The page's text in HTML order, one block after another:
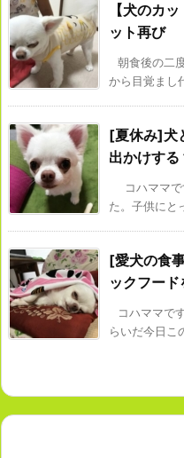
【犬のカ
ット再び
朝食後の二
から目覚まし
[夏休み]犬
出かけする
コハママ
た。子供にと
[愛犬の食
ックフー
コハママで
らいだ今日こ